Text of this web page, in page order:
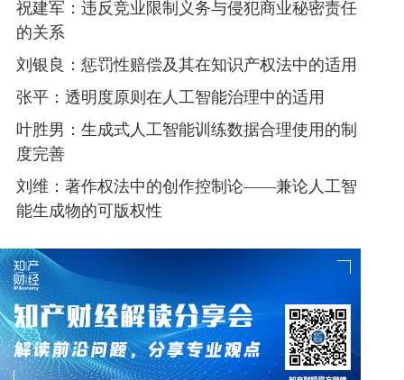
祝建军：违反竞业限制义务与侵犯商业秘密责任
的关系
刘银良：惩罚性赔偿及其在知识产权法中的适用
张平：透明度原则在人工智能治理中的适用
叶胜男：生成式人工智能训练数据合理使用的制
度完善
刘维：著作权法中的创作控制论——兼论人工智
能生成物的可版权性